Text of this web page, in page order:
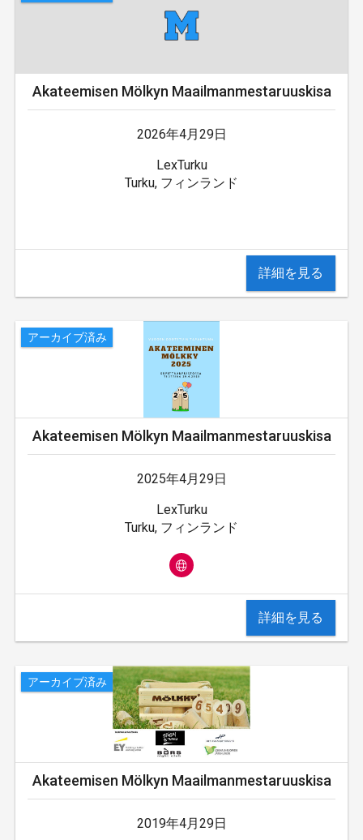
Akateemisen Mölkyn Maailmanmestaruuskisa
2026年4月29日
LexTurku
Turku, フィンランド
詳細を見る
アーカイブ済み
Akateemisen Mölkyn Maailmanmestaruuskisa
2025年4月29日
LexTurku
Turku, フィンランド
詳細を見る
アーカイブ済み
Akateemisen Mölkyn Maailmanmestaruuskisa
2019年4月29日